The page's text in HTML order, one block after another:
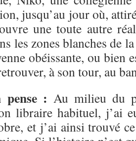
jusqu’au jour où,
une toute autre
les zones blanches de
obéissante, ou bien
à son tour, au
pense : Au milieu du
libraire habituel, j’ai
et j’ai ainsi trouvé